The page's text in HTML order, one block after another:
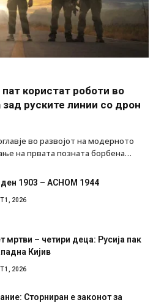
користат роботи во
зад руските линии со дрон
во развојот на модерното
на првата позната борбена…
1903 – АСНОМ 1944
1, 2026
мртви – четири деца: Русија пак
Кијив
1, 2026
Сторниран е законот за